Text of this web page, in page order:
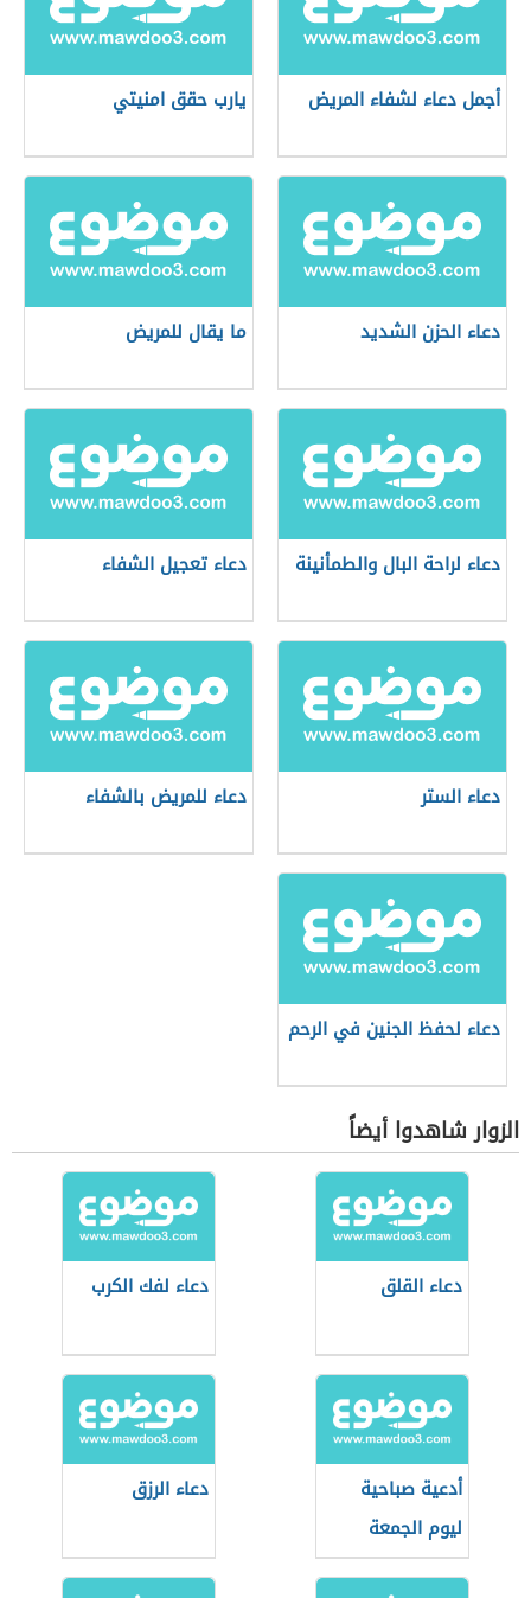
أجمل دعاء لشفاء المريض يارب حقق امنيتي
دعاء الحزن الشديد ما يقال للمريض
دعاء لراحة البال والطمأنينة دعاء تعجيل الشفاء
دعاء الستر دعاء للمريض بالشفاء
دعاء لحفظ الجنين في الرحم
الزوار شاهدوا أيضاً
دعاء القلق دعاء لفك الكرب
أدعية صباحية
ليوم الجمعة
دعاء الرزق